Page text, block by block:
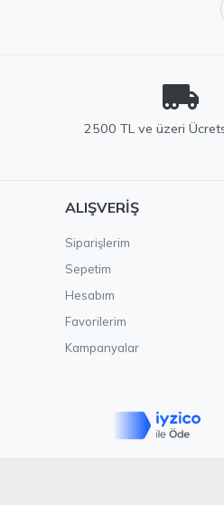
2500 TL ve üzeri
ALIŞVERIŞ
Siparişlerim
Sepetim
Hesabım
Favorilerim
Kampanyalar